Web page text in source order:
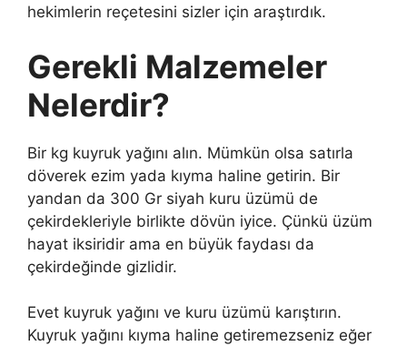
hekimlerin reçetesini sizler için araştırdık.
Gerekli Malzemeler
Nelerdir?
Bir kg kuyruk yağını alın. Mümkün olsa satırla
döverek ezim yada kıyma haline getirin. Bir
yandan da 300 Gr siyah kuru üzümü de
çekirdekleriyle birlikte dövün iyice. Çünkü üzüm
hayat iksiridir ama en büyük faydası da
çekirdeğinde gizlidir.
Evet kuyruk yağını ve kuru üzümü karıştırın.
Kuyruk yağını kıyma haline getiremezseniz eğer